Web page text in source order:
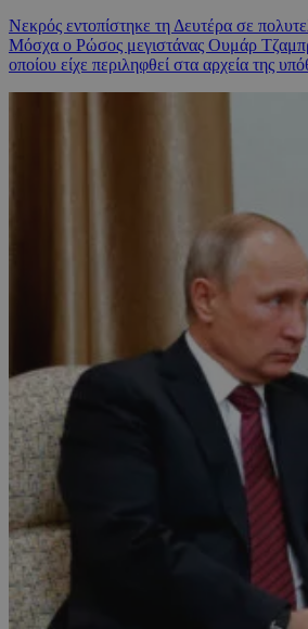
Νεκρός εντοπίστηκε τη Δευτέρα σε
Μόσχα ο Ρώσος μεγιστάνας Ουμάρ
οποίου είχε περιληφθεί στα αρχεία της